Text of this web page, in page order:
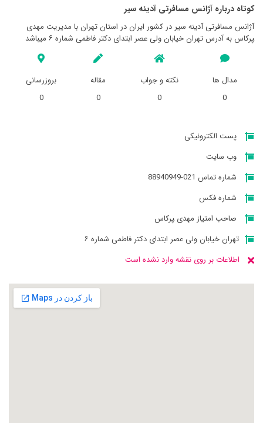
کوتاه درباره آژانس مسافرتی آدينه سير
آژانس مسافرتی آدينه سير در کشور ایران در استان تهران با مدیریت مهدی
‍‍‍پرکاس به آدرس تهران خیابان ولی عصر ابتدای دکتر فاطمی شماره ۶ میباشد
مدال ها
0
نکته و جواب
0
مقاله
0
بروزرسانی
0
پست الکترونیکی
وب سایت
شماره تماس 021-88940949
شماره فکس
صاحب امتیاز مهدی ‍‍‍پرکاس
تهران خیابان ولی عصر ابتدای دکتر فاطمی شماره ۶
اطلاعات بر روی نقشه وارد نشده است